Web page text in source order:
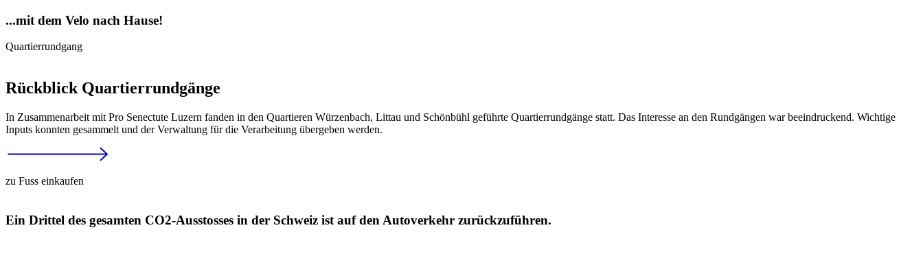
...mit dem Velo nach Hause!
Quartierrundgang
Rückblick Quartierrundgänge
In Zusammenarbeit mit Pro Senectute Luzern fanden in den Quartieren Würzenbach, Littau und Schönbühl geführte Quartierrundgänge statt. Das Interesse an den Rundgängen war beeindruckend. Wichtige
Inputs konnten gesammelt und der Verwaltung für die Verarbeitung übergeben werden.
zu Fuss einkaufen
Ein Drittel des gesamten CO2-Ausstosses in der Schweiz ist auf den Autoverkehr zurückzuführen.